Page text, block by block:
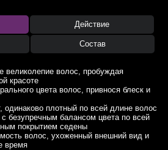
Действие
Состав
великолепие волос, пробуждая
красоте
цвета волос, привнося блеск и
одинаково плотный по всей длине волос
безупречным балансом цвета по всей
покрытием седены
волос, ухоженный внешний вид и
время